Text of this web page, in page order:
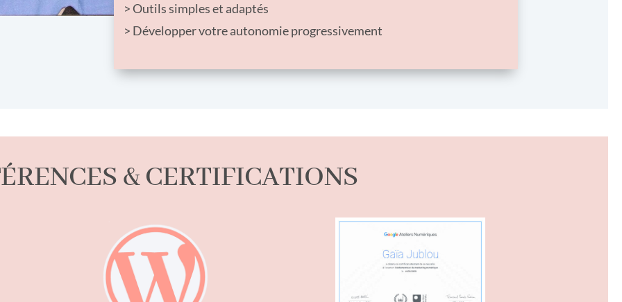
> Outils simples et adaptés
> Développer votre autonomie progressivement
& CERTIFICATIONS